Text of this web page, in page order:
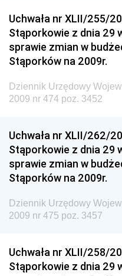
Narodowego i Sportu
Dziennik Urzędowy
Polityki Regionalnej
Dziennik Urzędowy
Technologii
Dziennik Urzędowy
Dziennik Urzędowy
Społecznej
Dziennik Urzędowy
Granicznej
Dziennik Urzędowy
Drogowego
Dziennik Urzędowy
Uchwała nr XLII/255/
Stąporkowie z dnia 29
sprawie zmian w
Stąporków na 2009r.
Dziennik Urzędowy
2009 nr 474 poz. 3452
Uchwała nr XLII/262/
Stąporkowie z dnia 29
sprawie zmian w
Stąporków na 2009r.
Dziennik Urzędowy
2009 nr 475 poz. 3457
Uchwała nr XLII/258/
Stąporkowie z dnia 29